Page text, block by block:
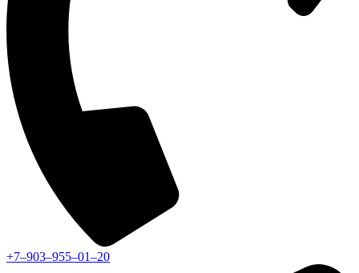
+7‒903‒955‒01‒20